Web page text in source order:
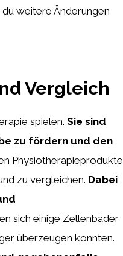
weitere Änderungen
Vergleich
spielen. Sie sind
zu fördern und den
Physiotherapieprodukte
zu vergleichen. Dabei
sich einige Zellenbäder
überzeugen konnten.